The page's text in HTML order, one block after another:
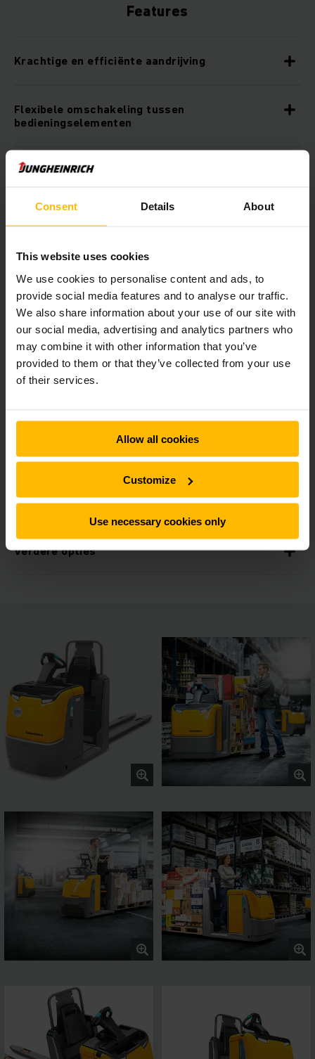
Consent Details About
This website uses cookies
We use cookies to personalise content and ads, to
provide social media features and to analyse our traffic.
We also share information about your use of our site with
our social media, advertising and analytics partners who
may combine it with other information that you’ve
provided to them or that they’ve collected from your use
of their services.
Allow all cookies
Customize
Use necessary cookies only
Features
Krachtige en efficiënte aandrijving
Flexibele omschakeling tussen
bedieningselementen
Verkrijgbaar met lithium-ion-technologie
Robuuste constructie voor zware toepassingen
Hydraulisch hefbaar staplatform (HP)
Centraal weergave- en instel-elementen voor
Perfecte werkplek voor maximale
pickprestaties
Multifunctioneel stuurwiel jetPILOT
Verdere opties